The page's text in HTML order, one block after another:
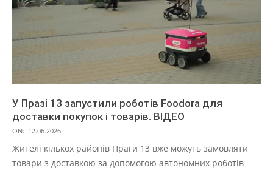
У Празі 13 запустили роботів Foodora для
доставки покупок і товарів. ВІДЕО
ON: 12.06.2026
Жителі кількох районів Праги 13 вже можуть замовляти
товари з доставкою за допомогою автономних роботів